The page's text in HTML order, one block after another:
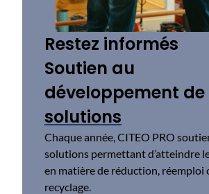
Restez informés
Soutien au
développement de
solutions
Chaque année, CITEO PRO
solutions permettant d’atteindre
en matière de réduction, réemploi
recyclage.